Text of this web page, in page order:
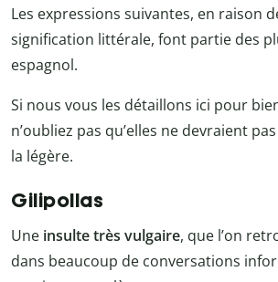
Les expressions suivantes, en raison
signification littérale, font partie des
espagnol.
Si nous vous les détaillons ici pour
n’oubliez pas qu’elles ne devraient
la légère.
Gilipollas
Une insulte très vulgaire, que l’on
dans beaucoup de conversations